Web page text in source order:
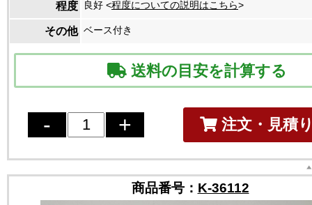
程度 良好 <程度についての説明はこちら>
その他 ベース付き
送料の目安を計算する
注文・見積
商品番号： K-36112